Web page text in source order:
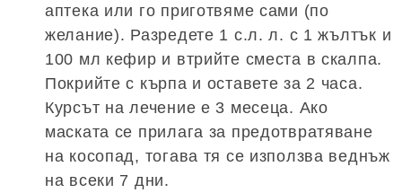
аптека или го приготвяме сами (по
желание). Разредете 1 с.л. л. с 1 жълтък и
100 мл кефир и втрийте сместа в скалпа.
Покрийте с кърпа и оставете за 2 часа.
Курсът на лечение е 3 месеца. Ако
маската се прилага за предотвратяване
на косопад, тогава тя се използва веднъж
на всеки 7 дни.